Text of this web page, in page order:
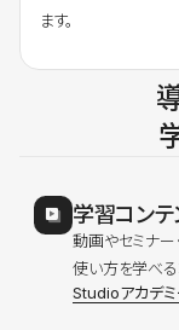
ます。
学習コンテ
動画やセミナー
使い方を学べる
Studioアカデ